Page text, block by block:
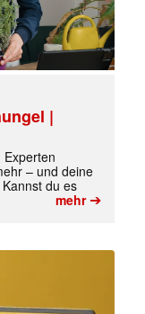
|
Experten
– und deine
du es
mehr➔